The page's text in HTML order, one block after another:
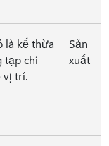
là kế thừa
tạp chí
vị trí.
Sản
xuất